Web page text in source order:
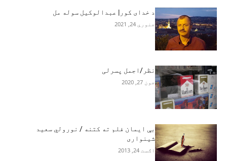
د خدای کور| عبدالوکیل سوله مل
جنوري 24, 2021
نظر/اجمل پسرلی
جون 27, 2020
بې ايمان فلم ته کتنه / نورولي سعيد
شينوارى
اګست 24, 2013